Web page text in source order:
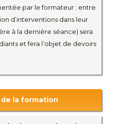
par le formateur ; entre
d’interventions dans leur
à la dernière séance) sera
et fera l’objet de devoirs
la formation